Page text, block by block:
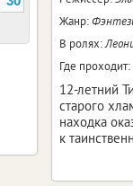
Жанр:
В ролях:
Где проходит:
12-летний
старого
находка
к